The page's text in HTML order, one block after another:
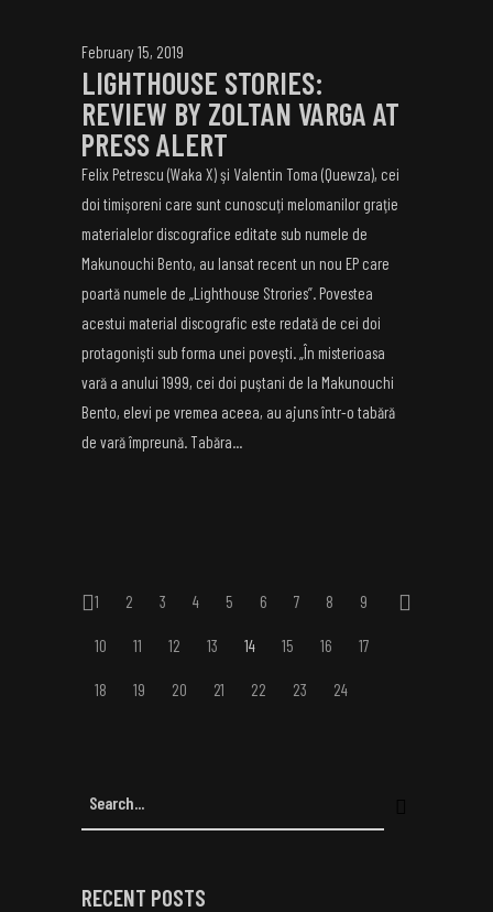
February 15, 2019
LIGHTHOUSE STORIES:
REVIEW BY ZOLTAN VARGA AT
PRESS ALERT
Felix Petrescu (Waka X) şi Valentin Toma (Quewza), cei
doi timişoreni care sunt cunoscuţi melomanilor graţie
materialelor discografice editate sub numele de
Makunouchi Bento, au lansat recent un nou EP care
poartă numele de „Lighthouse Strories”. Povestea
acestui material discografic este redată de cei doi
protagonişti sub forma unei poveşti. „În misterioasa
vară a anului 1999, cei doi puştani de la Makunouchi
Bento, elevi pe vremea aceea, au ajuns într-o tabără
de vară împreună. Tabăra...
1 2 3 4 5 6 7 8 9
10 11 12 13 14 15 16 17
18 19 20 21 22 23 24
RECENT POSTS